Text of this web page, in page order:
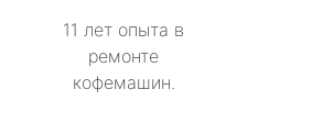
11 лет опыта в
ремонте
кофемашин.